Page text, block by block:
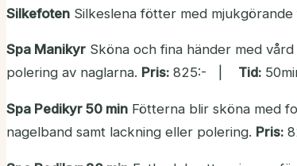
Silkefoten Silkeslena fötter med mjukgörande
Spa Manikyr Sköna och fina händer med
polering av naglarna. Pris: 825:- | Tid:
Spa Pedikyr 50 min Fötterna blir sköna med
nagelband samt lackning eller polering. Pris: